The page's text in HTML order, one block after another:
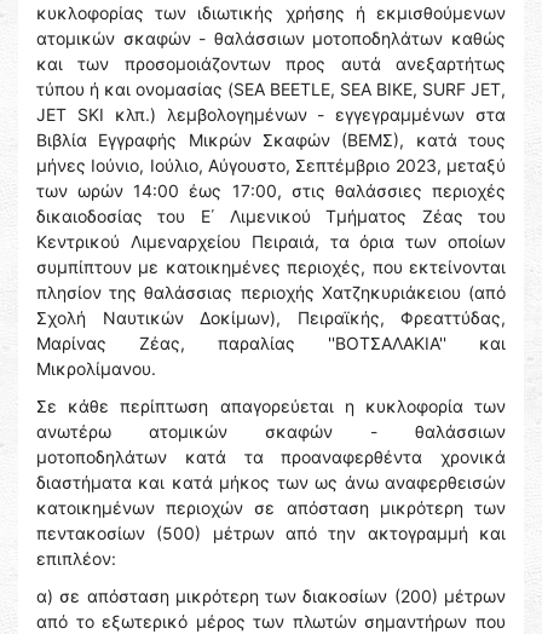
κυκλοφορίας των ιδιωτικής χρήσης ή εκμισθούμενων
ατομικών σκαφών - θαλάσσιων μοτοποδηλάτων καθώς
και των προσομοιάζοντων προς αυτά ανεξαρτήτως
τύπου ή και ονομασίας (SEA BEETLE, SEA BIKE, SURF JET,
JET SKI κλπ.) λεμβολογημένων - εγγεγραμμένων στα
Βιβλία Εγγραφής Μικρών Σκαφών (ΒΕΜΣ), κατά τους
μήνες Ιούνιο, Ιούλιο, Αύγουστο, Σεπτέμβριο 2023, μεταξύ
των ωρών 14:00 έως 17:00, στις θαλάσσιες περιοχές
δικαιοδοσίας του Ε΄ Λιμενικού Τμήματος Ζέας του
Κεντρικού Λιμεναρχείου Πειραιά, τα όρια των οποίων
συμπίπτουν με κατοικημένες περιοχές, που εκτείνονται
πλησίον της θαλάσσιας περιοχής Χατζηκυριάκειου (από
Σχολή Ναυτικών Δοκίμων), Πειραϊκής, Φρεαττύδας,
Μαρίνας Ζέας, παραλίας ''ΒΟΤΣΑΛΑΚΙΑ'' και
Μικρολίμανου.
Σε κάθε περίπτωση απαγορεύεται η κυκλοφορία των
ανωτέρω ατομικών σκαφών - θαλάσσιων
μοτοποδηλάτων κατά τα προαναφερθέντα χρονικά
διαστήματα και κατά μήκος των ως άνω αναφερθεισών
κατοικημένων περιοχών σε απόσταση μικρότερη των
πεντακοσίων (500) μέτρων από την ακτογραμμή και
επιπλέον:
α) σε απόσταση μικρότερη των διακοσίων (200) μέτρων
από το εξωτερικό μέρος των πλωτών σημαντήρων που